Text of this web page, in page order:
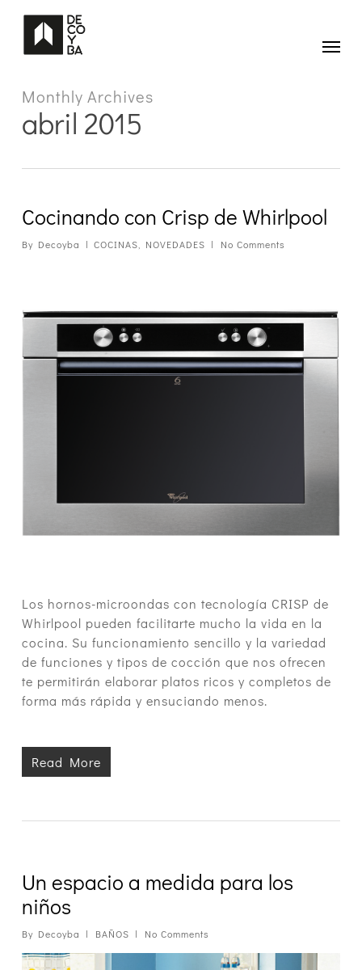
Menu
Monthly Archives
abril 2015
Cocinando con Crisp de Whirlpool
By Decoyba COCINAS NOVEDADES No Comments
Los hornos-microondas con tecnología CRISP de
Whirlpool pueden facilitarte mucho la vida en la
cocina. Su funcionamiento sencillo y la variedad
de funciones y tipos de cocción que nos ofrecen
te permitirán elaborar platos ricos y completos de
forma más rápida y ensuciando menos.
Read More
Un espacio a medida para los
niños
By Decoyba BAÑOS No Comments